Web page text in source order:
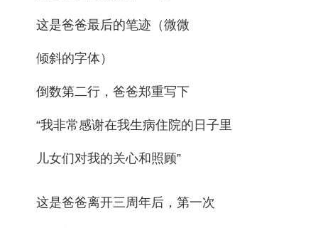
这是爸爸最后的笔迹（微微
倾斜的字体）
倒数第二行，爸爸郑重写下
“我非常感谢在我生病住院的日子里
儿女们对我的关心和照顾”
这是爸爸离开三周年后，第一次